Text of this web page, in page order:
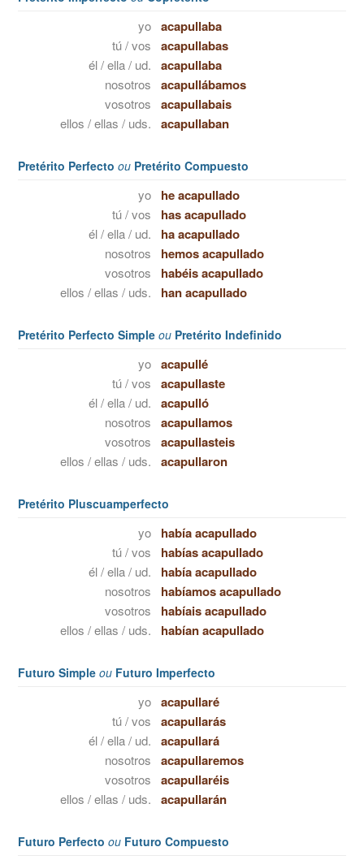
yo acapullaba
tú / vos acapullabas
él / ella / ud. acapullaba
nosotros acapullábamos
vosotros acapullabais
ellos / ellas / uds. acapullaban
Pretérito Perfecto ou Pretérito Compuesto
yo he acapullado
tú / vos has acapullado
él / ella / ud. ha acapullado
nosotros hemos acapullado
vosotros habéis acapullado
ellos / ellas / uds. han acapullado
Pretérito Perfecto Simple ou Pretérito Indefinido
yo acapullé
tú / vos acapullaste
él / ella / ud. acapulló
nosotros acapullamos
vosotros acapullasteis
ellos / ellas / uds. acapullaron
Pretérito Pluscuamperfecto
yo había acapullado
tú / vos habías acapullado
él / ella / ud. había acapullado
nosotros habíamos acapullado
vosotros habíais acapullado
ellos / ellas / uds. habían acapullado
Futuro Simple ou Futuro Imperfecto
yo acapullaré
tú / vos acapullarás
él / ella / ud. acapullará
nosotros acapullaremos
vosotros acapullaréis
ellos / ellas / uds. acapullarán
Futuro Perfecto ou Futuro Compuesto